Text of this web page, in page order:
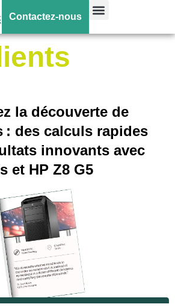
Contactez-nous
contenu :
la découverte de
: des calculs rapides
innovants avec
et HP Z8 G5